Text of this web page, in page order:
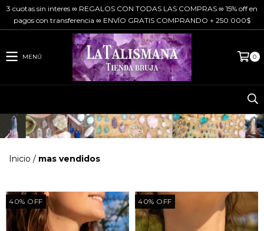
3 cuotas sin interes ∞ REGALOS CON TODAS LAS COMPRAS ∞ 15% off en
pagos con transferencia ∞ ENVÍO GRATIS COMPRANDO + 250.000$
MENÚ 0
Inicio / mas vendidos
40% OFF 40% OFF